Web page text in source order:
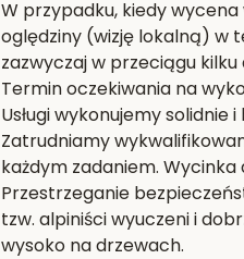
W przypadku, kiedy
oględziny (wizję lokalną) w
zazwyczaj w przeciągu kilku
Termin oczekiwania na
Usługi wykonujemy solidnie
Zatrudniamy
każdym zadaniem.
Przestrzeganie
tzw. alpiniści wyuczeni i
wysoko na drzewach.